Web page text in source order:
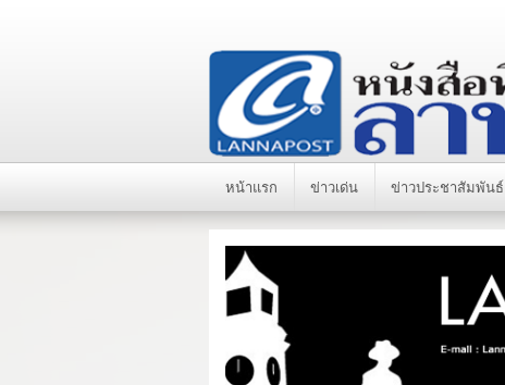
หน้าแรก ข่าวเด่น ข่าวประชาสัมพันธ์